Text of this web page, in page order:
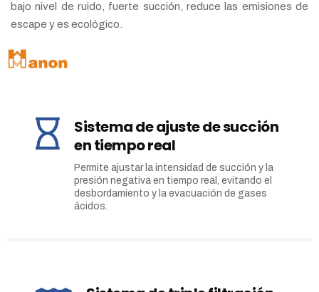
bajo nivel de ruido, fuerte succión, reduce las emisiones de
escape y es ecológico.
Sistema de ajuste de succión
en tiempo real
Permite ajustar la intensidad de succión y la
presión negativa en tiempo real, evitando el
desbordamiento y la evacuación de gases
ácidos.